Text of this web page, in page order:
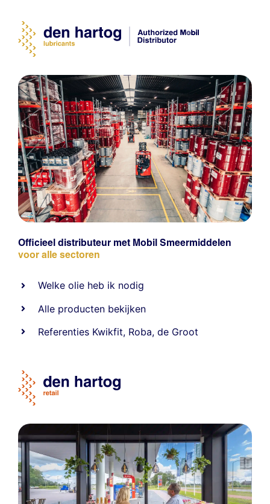
Officieel distributeur met Mobil Smeermiddelen
voor alle sectoren
Welke olie heb ik nodig
Alle producten bekijken
Referenties Kwikfit, Roba,de Groot